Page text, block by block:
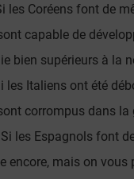
les Coréens font de
capable de
bien supérieurs à la
les Italiens ont été
corrompus dans
les Espagnols font
encore, mais on vous